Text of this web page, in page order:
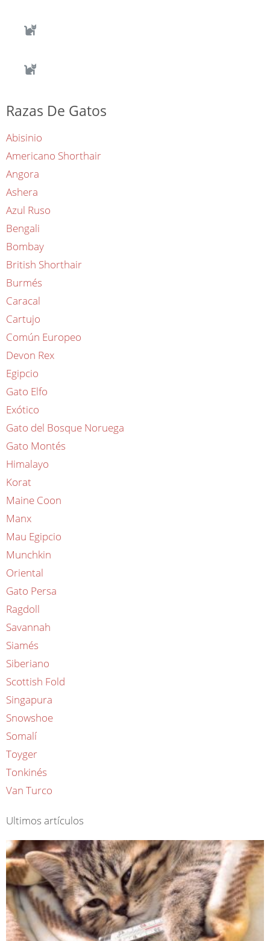
Razas De Gatos
Abisinio
Americano Shorthair
Angora
Ashera
Azul Ruso
Bengali
Bombay
British Shorthair
Burmés
Caracal
Cartujo
Común Europeo
Devon Rex
Egipcio
Gato Elfo
Exótico
Gato del Bosque Noruega
Gato Montés
Himalayo
Korat
Maine Coon
Manx
Mau Egipcio
Munchkin
Oriental
Gato Persa
Ragdoll
Savannah
Siamés
Siberiano
Scottish Fold
Singapura
Snowshoe
Somalí
Toyger
Tonkinés
Van Turco
Ultimos artículos